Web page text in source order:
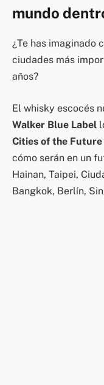
mundo
¿Te has imaginado
ciudades más
años?
El whisky escocés
Walker Blue Label
Cities of the
cómo serán en un
Hainan, Taipei,
Bangkok, Berlín,